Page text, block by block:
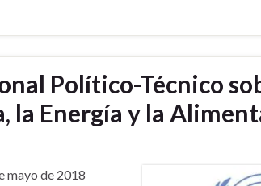
Político-Técnico
la Energía y la
mayo de 2018